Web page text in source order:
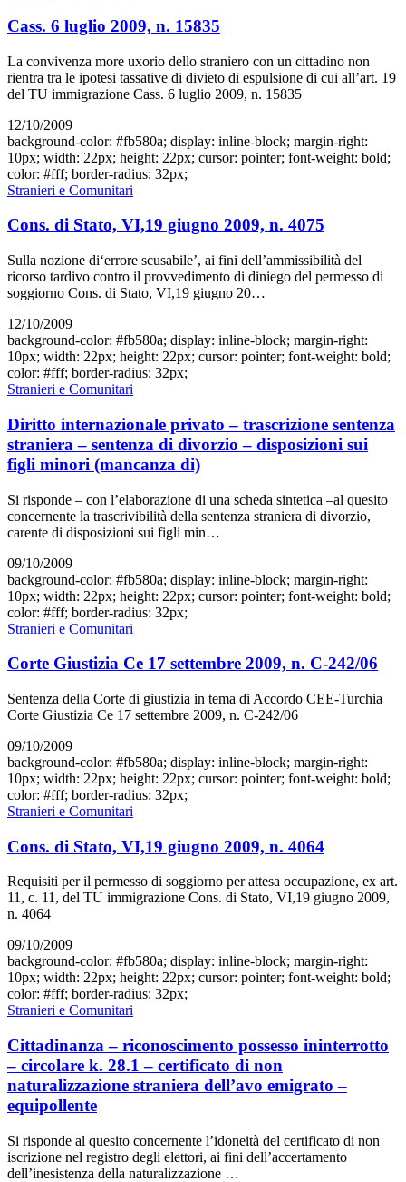
Cass. 6 luglio 2009, n. 15835
La convivenza more uxorio dello straniero con un cittadino non
rientra tra le ipotesi tassative di divieto di espulsione di cui all’art. 19
del TU immigrazione Cass. 6 luglio 2009, n. 15835
12/10/2009
background-color: #fb580a; display: inline-block; margin-right:
10px; width: 22px; height: 22px; cursor: pointer; font-weight: bold;
color: #fff; border-radius: 32px;
Stranieri e Comunitari
Cons. di Stato, VI,19 giugno 2009, n. 4075
Sulla nozione di‘errore scusabile’, ai fini dell’ammissibilità del
ricorso tardivo contro il provvedimento di diniego del permesso di
soggiorno Cons. di Stato, VI,19 giugno 20…
12/10/2009
background-color: #fb580a; display: inline-block; margin-right:
10px; width: 22px; height: 22px; cursor: pointer; font-weight: bold;
color: #fff; border-radius: 32px;
Stranieri e Comunitari
Diritto internazionale privato – trascrizione sentenza
straniera – sentenza di divorzio – disposizioni sui
figli minori (mancanza di)
Si risponde – con l’elaborazione di una scheda sintetica –al quesito
concernente la trascrivibilità della sentenza straniera di divorzio,
carente di disposizioni sui figli min…
09/10/2009
background-color: #fb580a; display: inline-block; margin-right:
10px; width: 22px; height: 22px; cursor: pointer; font-weight: bold;
color: #fff; border-radius: 32px;
Stranieri e Comunitari
Corte Giustizia Ce 17 settembre 2009, n. C-242/06
Sentenza della Corte di giustizia in tema di Accordo CEE-Turchia
Corte Giustizia Ce 17 settembre 2009, n. C-242/06
09/10/2009
background-color: #fb580a; display: inline-block; margin-right:
10px; width: 22px; height: 22px; cursor: pointer; font-weight: bold;
color: #fff; border-radius: 32px;
Stranieri e Comunitari
Cons. di Stato, VI,19 giugno 2009, n. 4064
Requisiti per il permesso di soggiorno per attesa occupazione, ex art.
11, c. 11, del TU immigrazione Cons. di Stato, VI,19 giugno 2009,
n. 4064
09/10/2009
background-color: #fb580a; display: inline-block; margin-right:
10px; width: 22px; height: 22px; cursor: pointer; font-weight: bold;
color: #fff; border-radius: 32px;
Stranieri e Comunitari
Cittadinanza – riconoscimento possesso ininterrotto
– circolare k. 28.1 – certificato di non
naturalizzazione straniera dell’avo emigrato –
equipollente
Si risponde al quesito concernente l’idoneità del certificato di non
iscrizione nel registro degli elettori, ai fini dell’accertamento
dell’inesistenza della naturalizzazione …